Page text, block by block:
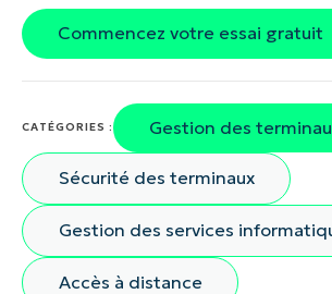
Commencez votre essai gratuit
CATÉGORIES : Gestion des
Sécurité des terminaux
Gestion des services
Accès à distance